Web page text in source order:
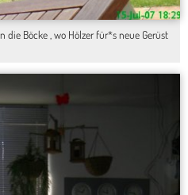
die Böcke , wo Hölzer für*s neue Gerüst